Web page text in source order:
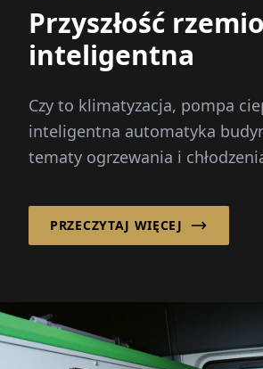
Przyszłość
inteligentna
Czy to klimatyzacja, pompa
inteligentna automatyka
tematy ogrzewania i
PRZECZYTAJ WIĘCEJ